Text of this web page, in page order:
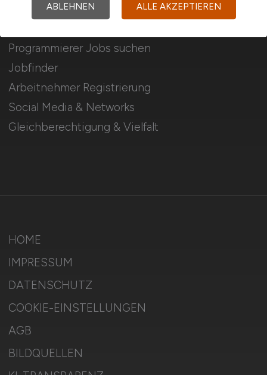
Für Arbeitnehmer
Programmierer Jobs suchen
Jobfinder
Arbeitnehmer Registrierung
Social Media & Networks
Gleichberechtigung & Vielfalt
HOME
IMPRESSUM
DATENSCHUTZ
COOKIE-EINSTELLUNGEN
AGB
BILDQUELLEN
ABLEHNEN ALLE AKZEPTIEREN